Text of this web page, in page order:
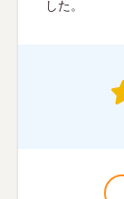
した。